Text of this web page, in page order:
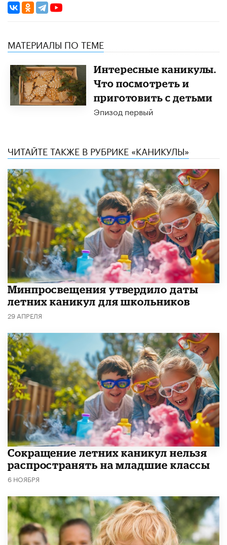
МАТЕРИАЛЫ ПО ТЕМЕ
Интересные каникулы.
Что посмотреть и
приготовить с детьми
Эпизод первый
ЧИТАЙТЕ ТАКЖЕ В РУБРИКЕ «КАНИКУЛЫ»
Минпросвещения утвердило даты
летних каникул для школьников
29 АПРЕЛЯ
Сокращение летних каникул нельзя
распространять на младшие классы
6 НОЯБРЯ